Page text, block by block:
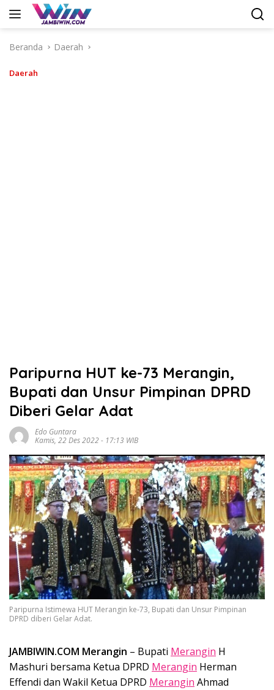
Langsung
Beranda
Daerah
Daerah
Paripurna HUT ke-73 Merangin,
Bupati dan Unsur Pimpinan DPRD
Diberi Gelar Adat
Edo Guntara
Kamis, 22 Des 2022 - 17:13 WIB
Paripurna Istimewa HUT Merangin ke-73, Bupati dan Unsur Pimpinan
DPRD diberi Gelar Adat.
JAMBIWIN.COM Merangin – Bupati Merangin H
Mashuri bersama Ketua DPRD Merangin Herman
Effendi dan Wakil Ketua DPRD Merangin Ahmad